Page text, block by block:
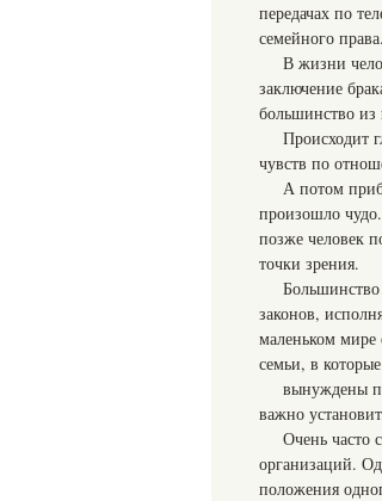
передачах по
семейного права.
В жизни
заключение
большинство из
Происходит
чувств по
А потом
произошло
позже человек
точки зрения.
Большинство
законов,
маленьком
семьи, в
вынуждены
важно
Очень часто
организаций.
положения